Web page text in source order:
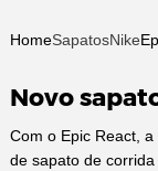
HomeSapatosNike
Novo
Com o Epic React,
de sapato de